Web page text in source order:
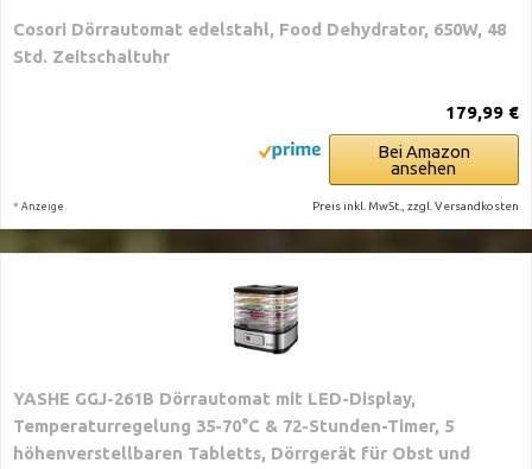
Cosori Dörrautomat edelstahl, Food Dehydrator, 650W, 48
Std. Zeitschaltuhr
179,99 €
Bei Amazon
ansehen
* Anzeige Preis inkl. MwSt., zzgl. Versandkosten
YASHE GGJ-261B Dörrautomat mit LED-Display,
Temperaturregelung 35-70°C & 72-Stunden-Timer, 5
höhenverstellbaren Tabletts, Dörrgerät für Obst und